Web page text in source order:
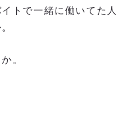
トで一緒に働いてた人
。